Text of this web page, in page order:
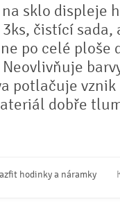
sklo displeje
čistící
po celé ploše
potlačuje
dobře
hodinky a náramky